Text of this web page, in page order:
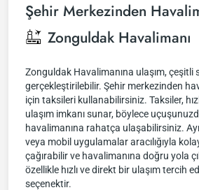
Şehir Merkezinden
Zonguldak Havalimanı
Zonguldak Havalimanına ulaşım, çeşitli
gerçekleştirilebilir. Şehir merkezinden
için taksileri kullanabilirsiniz. Taksiler,
ulaşım imkanı sunar, böylece
havalimanına rahatça ulaşabilirsiniz.
veya mobil uygulamalar aracılığıyla
çağırabilir ve havalimanına doğru yola
özellikle hızlı ve direkt bir ulaşım tercih
seçenektir.